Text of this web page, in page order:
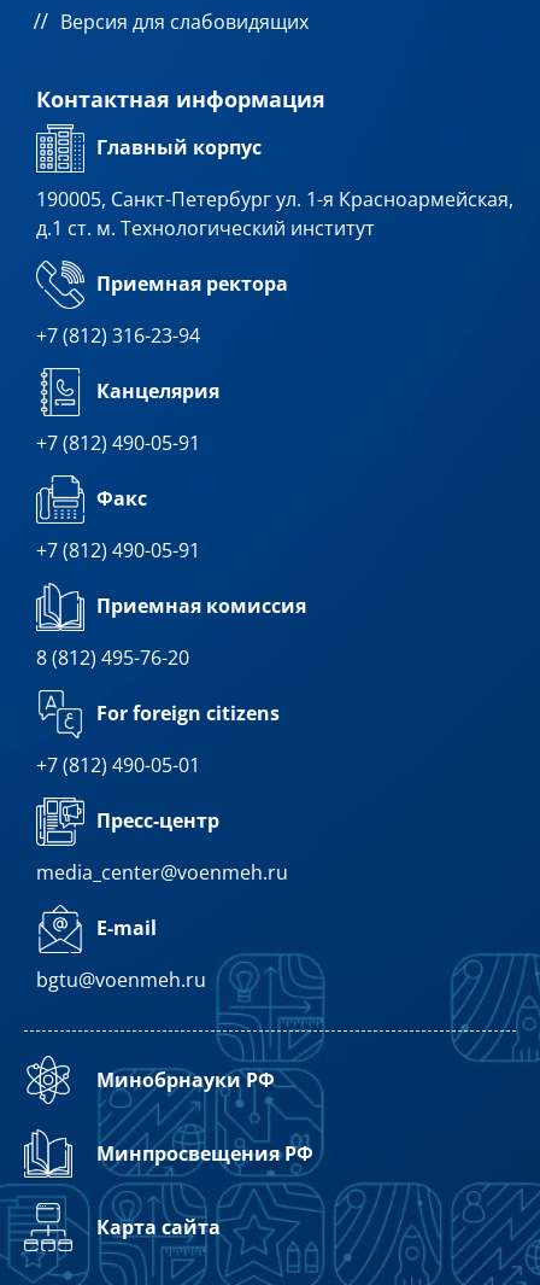
Версия для слабовидящих
Контактная информация
Главный корпус
190005, Санкт-Петербург ул. 1-я Красноармейская,
д.1 ст. м. Технологический институт
Приемная ректора
+7 (812) 316-23-94
Канцелярия
+7 (812) 490-05-91
Факс
+7 (812) 490-05-91
Приемная комиссия
8 (812) 495-76-20
For foreign citizens
+7 (812) 490-05-01
Пресс-центр
media_center@voenmeh.ru
E-mail
bgtu@voenmeh.ru
Минобрнауки РФ
Минпросвещения РФ
Карта сайта